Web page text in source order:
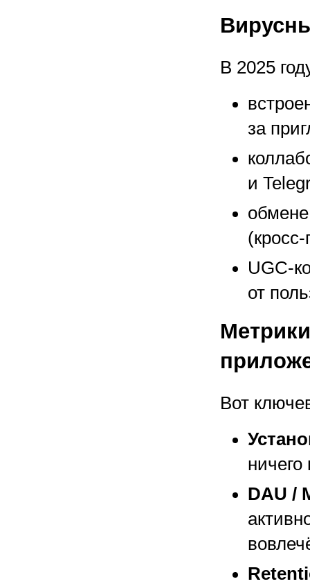
В 2025
за
и
UGC-
от
Вот
ничего
DAU /